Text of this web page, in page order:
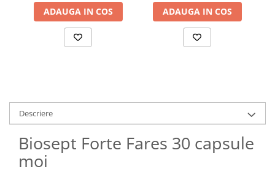
ADAUGA IN COS ADAUGA IN COS
Descriere
Biosept Forte Fares 30 capsule
moi